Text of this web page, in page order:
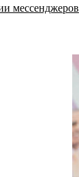
мессенджеров